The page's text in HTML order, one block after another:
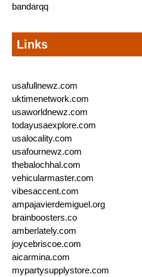
bandarqq
Links
usafullnewz.com
uktimenetwork.com
usaworldnewz.com
todayusaexplore.com
usalocality.com
usafournewz.com
thebalochhal.com
vehicularmaster.com
vibesaccent.com
ampajavierdemiguel.org
brainboosters.co
amberlately.com
joycebriscoe.com
aicarmina.com
mypartysupplystore.com